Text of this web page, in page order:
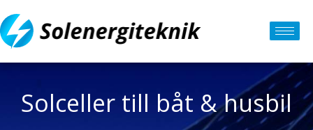
Solceller till båt & husbil